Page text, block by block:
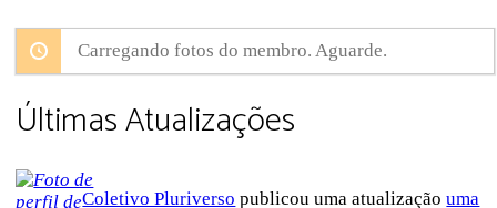
Carregando fotos do membro. Aguarde.
Últimas Atualizações
Coletivo Pluriverso publicou uma atualizaçãouma